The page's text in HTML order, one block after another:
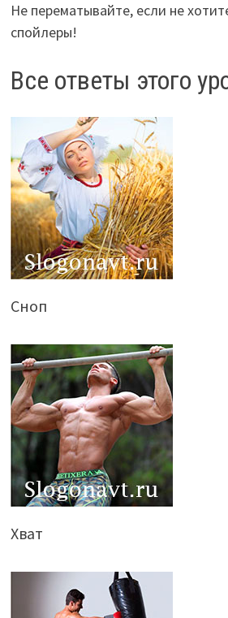
Не перематывайте, если не
спойлеры!
Все ответы этого
Сноп
Хват